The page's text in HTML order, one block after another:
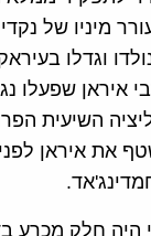
מיניו של
וגדלו
איראן
השיעית
את איראן
חלק מכרע